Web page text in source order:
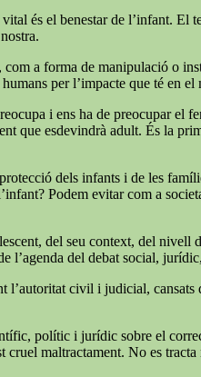
és el benestar de l’infant. El
a forma de manipulació o
per l’impacte que té en el
i ens ha de preocupar el
que esdevindrà adult. És la
dels infants i de les
Podem evitar com a
del seu context, del
l’agenda del debat social,
civil i judicial,
polític i jurídic sobre el
maltractament. No es